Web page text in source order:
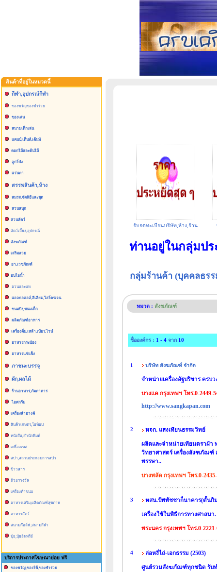
สินค้าที่อยู่ในหมวดนี้
กีฬา,อุปกรณ์กีฬา
ของขวัญของชำร่วย
ของเล่น
สนามเด็กเล่น
แคมป์,เต็นท์,เต้นท์
ดอกไม้และต้นไม้
ลูกโป่ง
แว่นตา
สรรพสินค้า,ห้าง
สมรส,จัดพิธีและชุด
สวนสนุก
สวนสัตว์
สัตว์เลื้ยง,อุปกรณ์
สังฆภัณฑ์
เสริมสวย
ยา,เวชภัณฑ์
อบไอน้ำ
อวนและแห
แอลกอฮอล์,ฮีเลียม,ไฮโดรเจน
ขนมปัง,ขนมเด็ก
ผลิตภัณฑ์อาหาร
เครื่องดื่ม,เหล้า,เบียร,ไวน์
อาหารกระป๋อง
อาหารแช่แข็ง
ภาชนะบรรจุ
ผัก,ผลไม้
ร้านอาหาร,ภัตตาคาร
ไอศกรีม
เครื่องสำอางค์
สินค้าเกษตร,โอท็อป
หนังสือ,สำนักพิมพ์
เครื่องเทศ
สปา,สถานประกอบการสปา
ข้าวสาร
ถ้วยรางวัล
เครื่องทำขนม
อาหารเสริม,ผลิตภัณฑ์สุขภาพ
อาหารสัตว์
สนามก๊อล์ฟ,สนามกีฬา
ปุ๋ย,ปุ๋ยอินทรีย์
บริการประกาศโฆษณาย่อย ฟรี
ของขวัญ,ของใช้,ของชำร่วย
รับจดทะเบียนบริษัท,ห้าง,ร้าน
ท่านอยู่ในกลุ่มปร
กลุ่มร้านค้า (บุคคลธร
หมวด : สังฆภัณฑ์
ชื่อองค์กร : 1 - 4 จาก 10
1 บริษัท สังฆภัณฑ์ จำกัด
จำหน่ายเครื่องอัฐบริขาร ครบว
บางแค กรุงเทพฯ โทร.0-2449-
http://www.sangkapan.com
2 หจก. แสงเทียนธรรมวิทย์
ผลิตและจำหน่ายเทียนตราผ้า
วิทยาศาสตร์ เครื่องสังฑภัณฑ์
พรรษา..
บางพลัด กรุงเทพฯ โทร.0-2435-
3 หสน.ปัพพัชชาก็นาคาร(ตั้นกิ
เครื่องใช้ในพิธีการทางศาสนา.
พระนคร กรุงเทพฯ โทร.0-2221-
4 ล่อหงี่ไถ่-เอกธรรม (2503)
ศูนย์รวมสังฆภัณฑ์ทุกชนิด รับท